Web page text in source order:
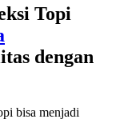
Topi
dengan
bisa menjadi